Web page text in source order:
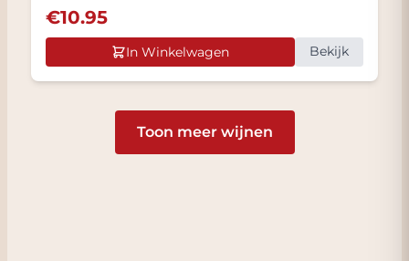
€10.95
In Winkelwagen Bekijk
Toon meer wijnen